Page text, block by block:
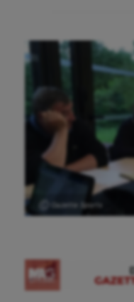
Ⓒ Gazette Sports